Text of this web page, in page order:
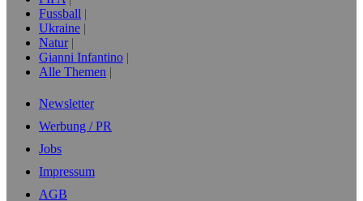
Fussball
Ukraine
Natur
Gianni Infantino
Alle Themen
Newsletter
Werbung / PR
Jobs
Impressum
AGB